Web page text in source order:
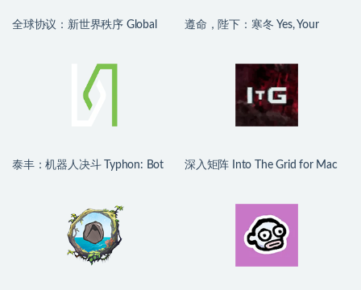
全球协议：新世界秩序 Global
遵命，陛下：寒冬 Yes, Your
泰丰：机器人决斗 Typhon: Bot
深入矩阵 Into The Grid for Mac